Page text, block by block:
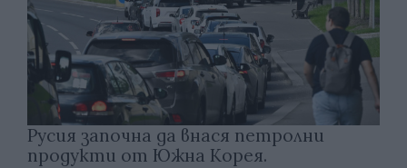
Русия започна да внася петролни
продукти от Южна Корея.